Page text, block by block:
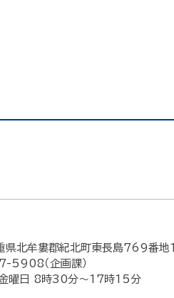
県北牟婁郡紀北町東長島769番地1
5908（企画課）
曜日 8時30分～17時15分